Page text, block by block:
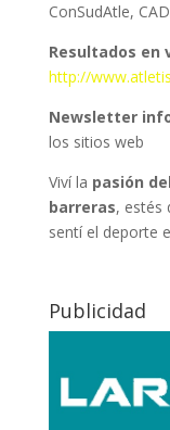
ConSudAtle,
Resultados en
http://
Newsletter
los sitios web
Viví la pasión
barreras, estés
sentí el deporte
Publicidad